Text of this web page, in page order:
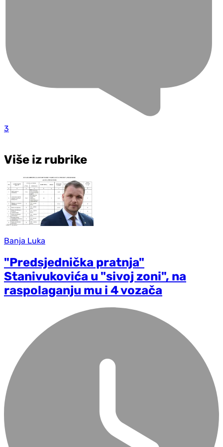
3
Više iz rubrike
Banja Luka
"Predsjednička pratnja"
Stanivukovića u "sivoj zoni", na
raspolaganju mu i 4 vozača